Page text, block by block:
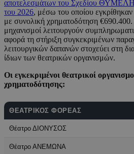
αποτελεσμάτων του Σχεδίου ΘΥΜΕΛΗ
του 2026, μέσω του οποίου
με συνολική χρηματοδότηση €690.400.
μηχανισμοί λειτουργούν
αφορά τη στήριξη συγκεκριμένων
λειτουργικών δαπανών στοχεύει στη
ίδιων των θεατρικών οργανισμών.
Οι εγκεκριμένοι θεατρικοί
χρηματοδότησης:
ΘΕΑΤΡΙΚΌΣ ΦΟΡΈΑΣ
Θέατρο ΔΙΟΝΥΣΟΣ
Θέατρο ΑΝΕΜΩΝΑ